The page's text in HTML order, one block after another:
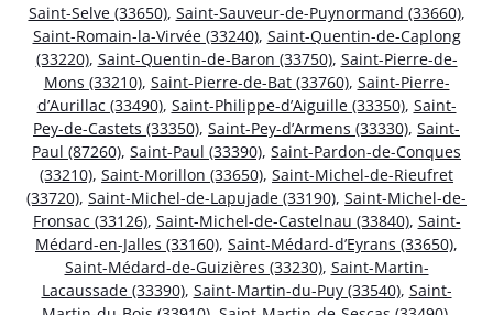
Saint-Selve (33650), Saint-Sauveur-de-Puynormand (33660),
Saint-Romain-la-Virvée (33240), Saint-Quentin-de-Caplong
(33220), Saint-Quentin-de-Baron (33750), Saint-Pierre-de-
Mons (33210), Saint-Pierre-de-Bat (33760), Saint-Pierre-
d’Aurillac (33490), Saint-Philippe-d’Aiguille (33350), Saint-
Pey-de-Castets (33350), Saint-Pey-d’Armens (33330), Saint-
Paul (87260), Saint-Paul (33390), Saint-Pardon-de-Conques
(33210), Saint-Morillon (33650), Saint-Michel-de-Rieufret
(33720), Saint-Michel-de-Lapujade (33190), Saint-Michel-de-
Fronsac (33126), Saint-Michel-de-Castelnau (33840), Saint-
Médard-en-Jalles (33160), Saint-Médard-d’Eyrans (33650),
Saint-Médard-de-Guizières (33230), Saint-Martin-
Lacaussade (33390), Saint-Martin-du-Puy (33540), Saint-